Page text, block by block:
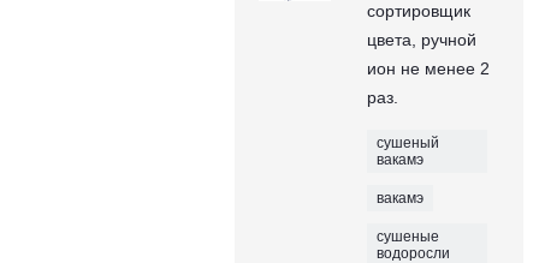
сортировщик
цвета, ручной
ион не менее 2
раз.
сушеный
вакамэ
вакамэ
сушеные
водоросли